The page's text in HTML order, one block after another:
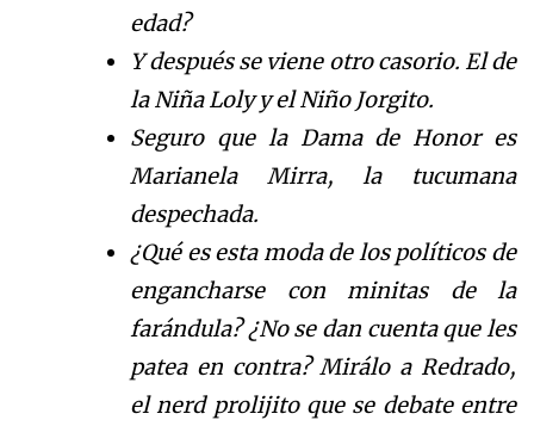
edad?
Y después se viene otro casorio. El de
la Niña Loly y el Niño Jorgito.
Seguro que la Dama de Honor es
Marianela Mirra, la tucumana
despechada.
¿Qué es esta moda de los políticos de
engancharse con minitas de la
farándula? ¿No se dan cuenta que les
patea en contra? Mirálo a Redrado,
el nerd prolijito que se debate entre